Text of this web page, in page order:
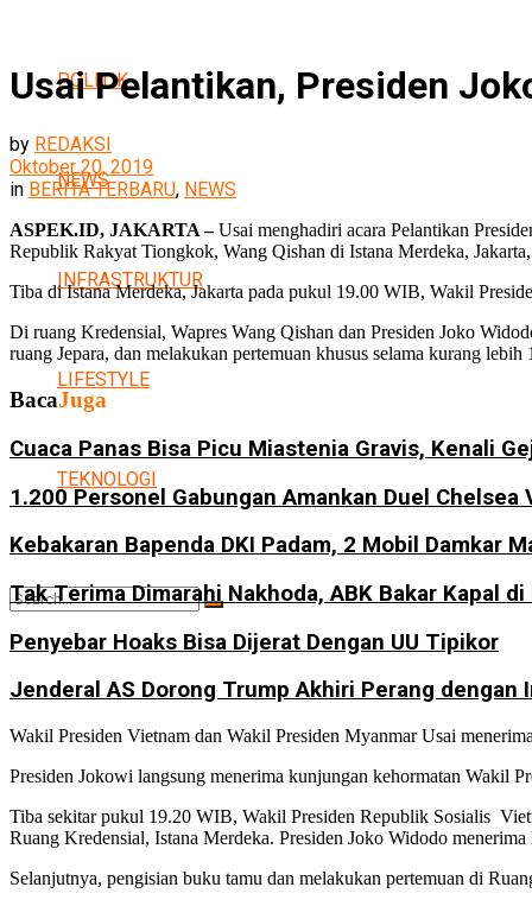
POLITIK
NEWS
INFRASTRUKTUR
LIFESTYLE
TEKNOLOGI
No Result
Usai Pelantikan, Presiden
by REDAKSI
Oktober 20, 2019
in BERITA TERBARU, NEWS
ASPEK.ID, JAKARTA –Usai menghadiri acara Pelantikan
Republik Rakyat Tiongkok, Wang Qishan di Istana Merdeka,
Tiba di Istana Merdeka, Jakarta pada pukul 19.00 WIB, Wakil
Di ruang Kredensial, Wapres Wang Qishan dan Presiden Joko
ruang Jepara, dan melakukan pertemuan khusus selama kurang lebih
BacaJuga
Cuaca Panas Bisa Picu Miastenia Gravis, Kenali
1.200 Personel Gabungan Amankan Duel Chelsea
Kebakaran Bapenda DKI Padam, 2 Mobil Damkar
Tak Terima Dimarahi Nakhoda, ABK Bakar Kapal
Penyebar Hoaks Bisa Dijerat Dengan UU Tipikor
Jenderal AS Dorong Trump Akhiri Perang dengan
Wakil Presiden Vietnam dan Wakil Presiden Myanmar Usai
Presiden Jokowi langsung menerima kunjungan kehormatan Wakil
Tiba sekitar pukul 19.20 WIB, Wakil Presiden Republik Sosialis
Ruang Kredensial, Istana Merdeka. Presiden Joko Widodo
Selanjutnya, pengisian buku tamu dan melakukan pertemuan di